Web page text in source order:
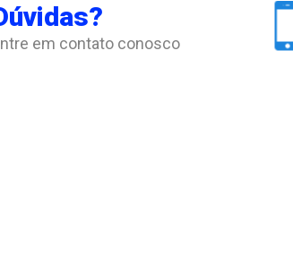
em contato conosco